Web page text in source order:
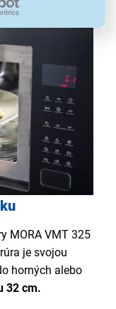
MORA VMT 325
je svojou
horných alebo
32 cm.